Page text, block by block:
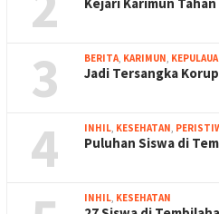
Kejari Karimun
3 BERITA, KARIMUN,
Jadi Tersangka
4 INHIL, KESEHATAN,
Puluhan Siswa di
INHIL, KESEHATAN